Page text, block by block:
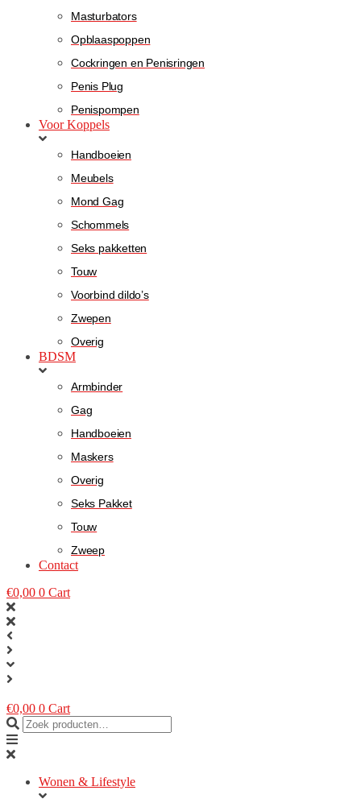
Masturbators
Opblaaspoppen
Cockringen en Penisringen
Penis Plug
Penispompen
Voor Koppels
Handboeien
Meubels
Mond Gag
Schommels
Seks pakketten
Touw
Voorbind dildo’s
Zwepen
Overig
BDSM
Armbinder
Gag
Handboeien
Maskers
Overig
Seks Pakket
Touw
Zweep
Contact
€0,00 0 Cart
€0,00 0 Cart
Wonen & Lifestyle